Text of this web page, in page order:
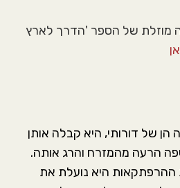
מוזלת של הספר 'הדרך לארץ
הן של דורותי, היא קבלה אותן
הרעה מהמזרח והרג אותה.
ההרפתקאות היא נועלת את